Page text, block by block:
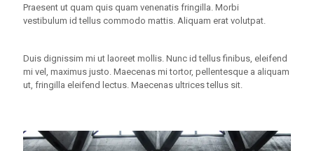
Praesent ut quam quis quam venenatis fringilla. Morbi
vestibulum id tellus commodo mattis. Aliquam erat volutpat.
Duis dignissim mi ut laoreet mollis. Nunc id tellus finibus, eleifend
mi vel, maximus justo. Maecenas mi tortor, pellentesque a aliquam
ut, fringilla eleifend lectus. Maecenas ultrices tellus sit.